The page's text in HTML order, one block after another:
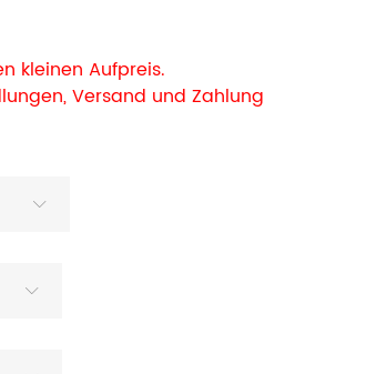
kleinen Aufpreis.
Versand und Zahlung